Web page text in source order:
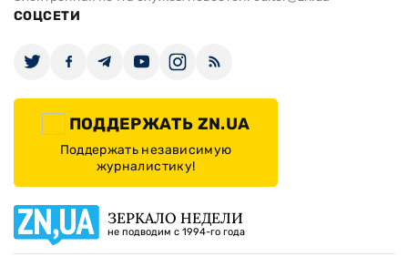
СОЦСЕТИ
ПОДДЕРЖАТЬ ZN.UA
Поддержать независимую
журналистику!
ЗЕРКАЛО НЕДЕЛИ
не подводим с 1994-го года